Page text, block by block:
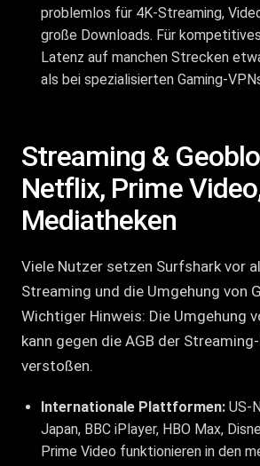
problemlos für 4K-Streaming,
große Downloads. Für
Latenz auf manchen Strecken
als bei spezialisierten Gaming-
Streaming &
Netflix, Prime
Mediatheken
Viele Nutzer setzen Surfshark vor
Streaming und die Umgehung von
Wichtiger Hinweis: Die Umgehung
kann gegen die AGB der
verstoßen.
Internationale Plattformen: US-
Japan, BBC iPlayer, HBO Max,
Prime Video funktionieren in den